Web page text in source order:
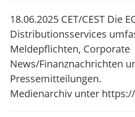
18.06.2025 CET/CEST Die
Distributionsservices
Meldepflichten, Corporate
News/Finanznachrichten
Pressemitteilungen.
Medienarchiv unter